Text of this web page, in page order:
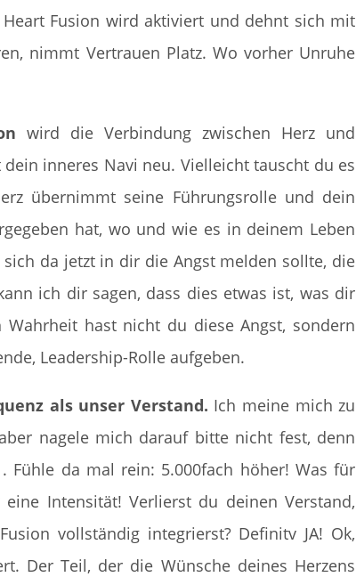
Fusion wird aktiviert und dehnt sich mit
nimmt Vertrauen Platz. Wo vorher Unruhe
wird die Verbindung zwischen Herz und
inneres Navi neu. Vielleicht tauscht du es
übernimmt seine Führungsrolle und dein
hat, wo und wie es in deinem Leben
da jetzt in dir die Angst melden sollte, die
ich dir sagen, dass dies etwas ist, was dir
Wahrheit hast nicht du diese Angst, sondern
Leadership-Rolle aufgeben.
als unser Verstand. Ich meine mich zu
nagele mich darauf bitte nicht fest, denn
da mal rein: 5.000fach höher! Was für
Intensität! Verlierst du deinen Verstand,
vollständig integrierst? Definitv JA! Ok,
Der Teil, der die Wünsche deines Herzens